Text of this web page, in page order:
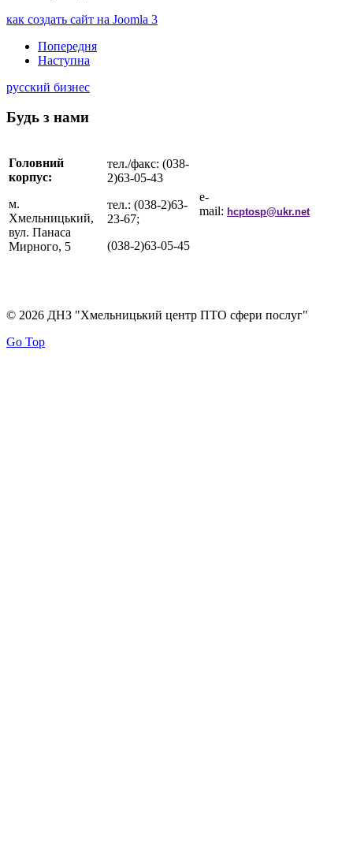
как создать сайт на Joomla 3
Попередня
Наступна
русский бизнес
Будь з нами
Головний
корпус:
м.
Хмельницький,
вул. Панаса
Мирного, 5
тел./факс: (038-
2)63-05-43
тел.: (038-2)63-
23-67;
(038-2)63-05-45
e-
mail: hcptosp@ukr.net
© 2026 ДНЗ "Хмельницький центр ПТО сфери послуг"
Go Top